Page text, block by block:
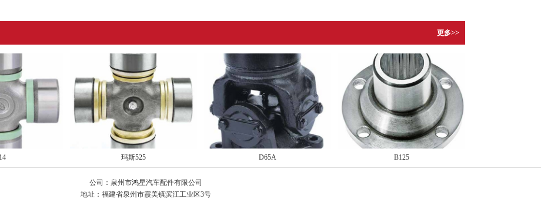
更多>>
玛斯525 D65A B125
公司：泉州市鸿星汽车配件有限公司
地址：福建省泉州市霞美镇滨江工业区3号